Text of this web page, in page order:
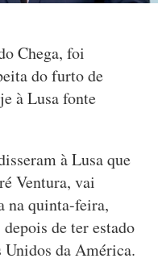
Chega, foi
do furto de
à Lusa fonte
à Lusa que
Ventura, vai
na quinta-feira,
de ter estado
Unidos da América.